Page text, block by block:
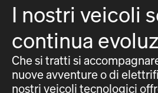
I nostri veicoli
continua
Che si tratti si
nuove avventure o di
nostri veicoli tecnologici